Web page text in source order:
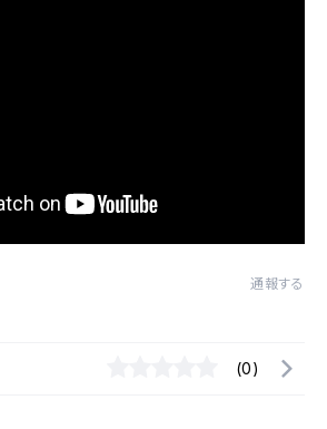
通報する
(0)